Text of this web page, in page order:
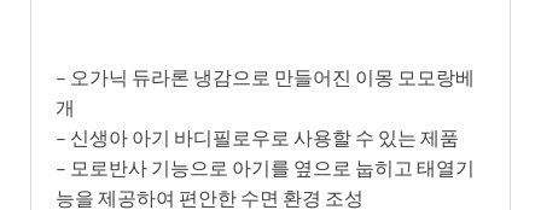
– 오가닉 듀라론 냉감으로 만들어진 이몽 모모랑베
개
– 신생아 아기 바디필로우로 사용할 수 있는 제품
– 모로반사 기능으로 아기를 옆으로 눕히고 태열기
능을 제공하여 편안한 수면 환경 조성